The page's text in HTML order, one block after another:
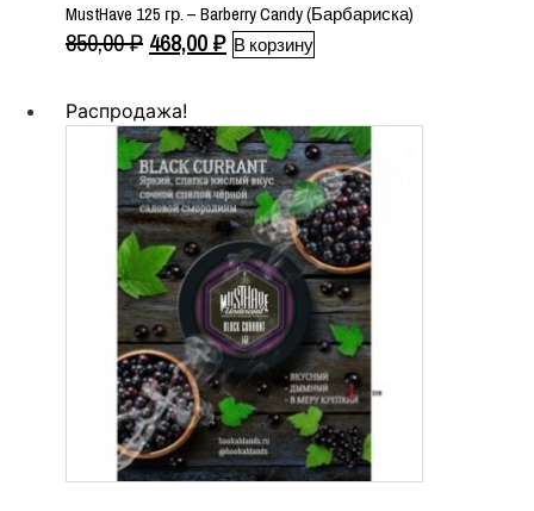
MustHave 125 гр. – Barberry Candy (Барбариска)
850,00₽ Первоначальная
составляла
850,00 ₽.
468,00₽Текущая
В корзину
Распродажа!